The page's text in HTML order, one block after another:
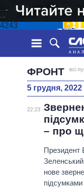
4243
СТРІЧКА
ПОДІЇ
СТАТТІ
ДУМКИ
ОГЛЯДИ
ДАЙДЖЕСТИ
УСІ
ПРЕЗИДЕНТ
ВЕРХОВНА
КАБІНЕТ
ФРОНТ всі
5 грудня, 2022
22:23
– про
Президент
нове